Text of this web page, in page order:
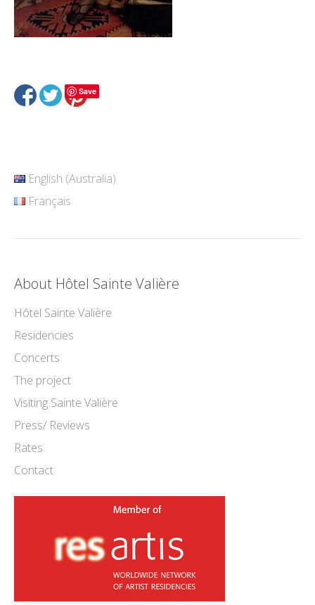
Save
English (Australia)
Français
About Hôtel Sainte Valière
Hôtel Sainte Valière
Residencies
Concerts
The project
Visiting Sainte Valière
Press/ Reviews
Rates
Contact